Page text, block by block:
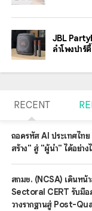
JBL
ลำโพงปาร์
RECENT
ถอดรหัส AI ประเทศไท
สร้าง" สู่ "ผู้นำ" ได้อย่าง
สกมช. (NCSA) เดินหน้า
Sectoral CERT รับมือ
วางรากฐานสู่ Post-